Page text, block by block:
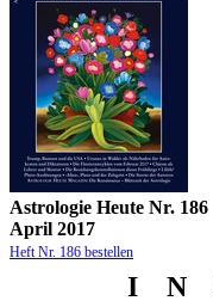
Astrologie Heute Nr. 186
April 2017
Heft Nr. 186 bestellen
I N